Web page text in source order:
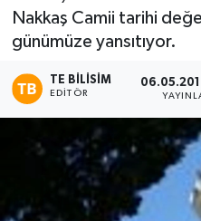
Nakkaş Camii tarihi
günümüze yansıtıyor.
TE BILISIM
EDITÖR